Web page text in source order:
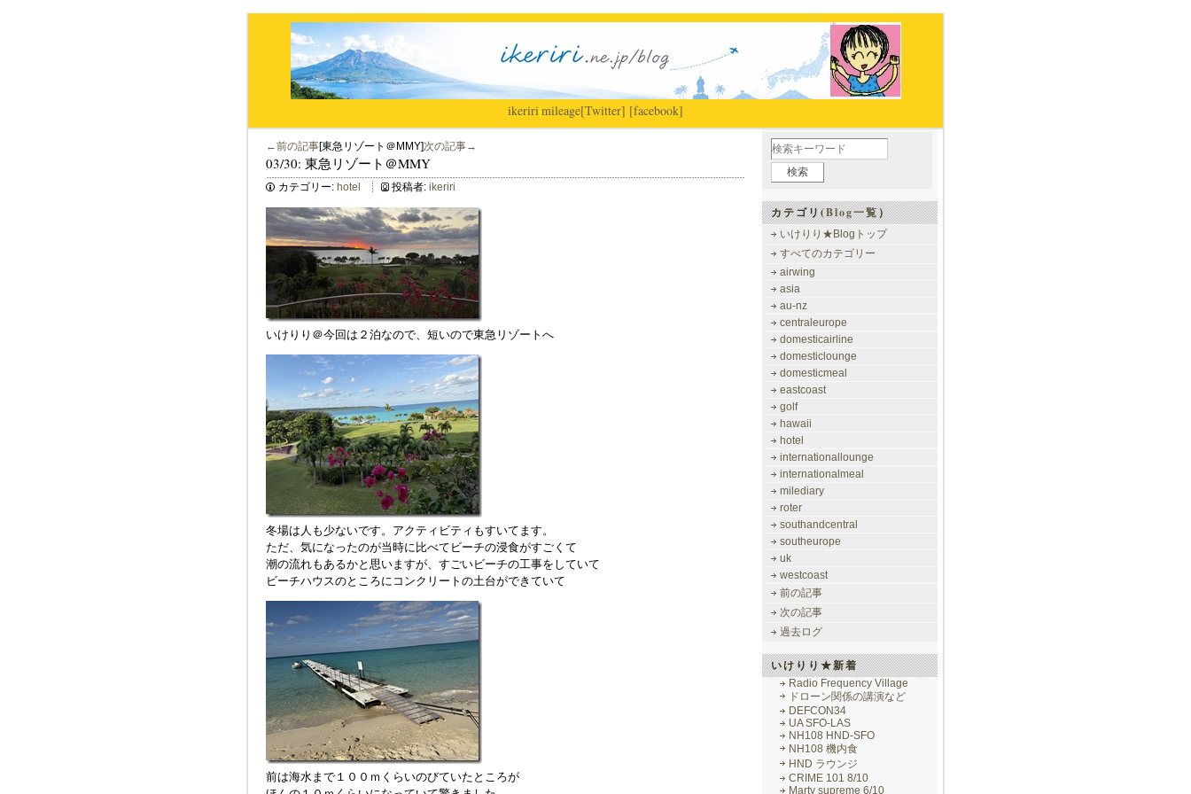
ikeriri|mileage[Twitter] [facebook]
←前の記事[東急リゾート＠MMY]次の記事→
03/30: 東急リゾート＠MMY
カテゴリー: hotel 投稿者: ikeriri
いけりり＠今回は２泊なので、短いので東急リゾートへ
冬場は人も少ないです。アクティビティもすいてます。
ただ、気になったのが当時に比べてビーチの浸食がすごくて
潮の流れもあるかと思いますが、すごいビーチの工事をしていて
ビーチハウスのところにコンクリートの土台ができていて
前は海水まで１００ｍくらいのびていたところが
カテゴリ(Blog一覧）
いけりり★Blogトップ
すべてのカテゴリー
airwing
asia
au-nz
centraleurope
domesticairline
domesticlounge
domesticmeal
eastcoast
golf
hawaii
hotel
internationallounge
internationalmeal
milediary
roter
southandcentral
southeurope
uk
westcoast
前の記事
次の記事
過去ログ
いけりり★新着
Radio Frequency Village
ドローン関係の講演など
DEFCON34
UA SFO-LAS
NH108 HND-SFO
NH108 機内食
HND ラウンジ
CRIME 101 8/10
Marty supreme 6/10